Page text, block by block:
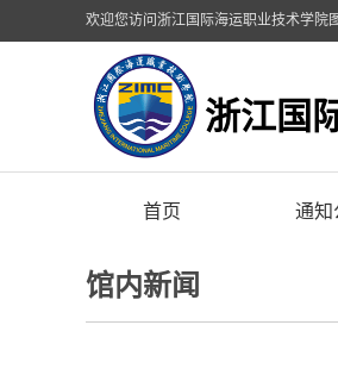
欢迎您访问浙江国际海运职业技术学院
浙江国
首页 通知
馆内新闻